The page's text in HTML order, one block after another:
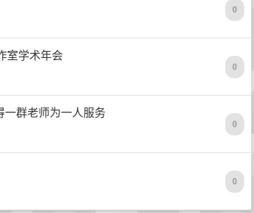
0
室学术年会
0
一群老师为一人服务
0
0